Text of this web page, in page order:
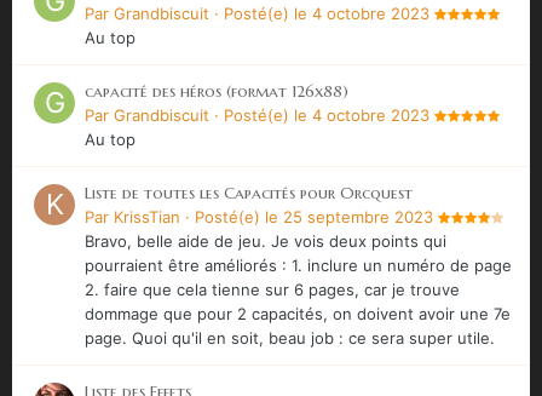
Par Grandbiscuit · Posté(e) le 4 octobre 2023
Au top
capacité des héros (format 126x88)
Par Grandbiscuit · Posté(e) le 4 octobre 2023
Au top
Liste de toutes les Capacités pour Orcquest
Par KrissTian · Posté(e) le 25 septembre 2023
Bravo, belle aide de jeu. Je vois deux points qui
pourraient être améliorés : 1. inclure un numéro de page
2. faire que cela tienne sur 6 pages, car je trouve
dommage que pour 2 capacités, on doivent avoir une 7e
page. Quoi qu'il en soit, beau job : ce sera super utile.
Liste des Effets